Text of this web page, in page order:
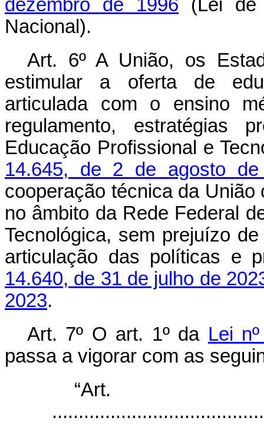
dezembro de 1996 (Lei de
Nacional).
Art. 6º A União, os
estimular a oferta de
articulada com o ensino
regulamento, estratégias
Educação Profissional e
14.645, de 2 de agosto de
cooperação técnica da
no âmbito da Rede Federal
Tecnológica, sem prejuízo
articulação das políticas e
14.640, de 31 de julho de
2023.
Art. 7º O art. 1º da Lei
passa a vigorar com as